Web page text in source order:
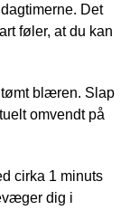
Det
føler, at du kan
blæren. Slap
omvendt på
cirka 1 minuts
dig i